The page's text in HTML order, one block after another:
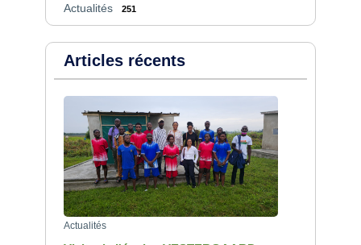
Actualités 251
Articles récents
Actualités